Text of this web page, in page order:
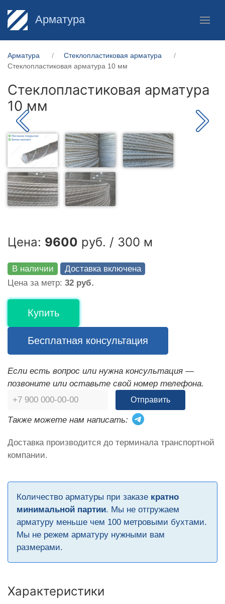
Арматура
Арматура
Стеклопластиковая арматура
Стеклопластиковая арматура 10 мм
Стеклопластиковая арматура
10 мм
Цена: 9600 руб. / 300 м
В наличии
Доставка включена
Цена за метр: 32 руб.
Купить
Бесплатная консультация
Если есть вопрос или нужна консультация —
позвоните или оставьте свой номер телефона.
Отправить
Также можете нам написать:
Доставка производится до терминала транспортной
компании.
Количество арматуры при заказе кратно
минимальной партии. Мы не отгружаем
арматуру меньше чем 100 метровыми бухтами.
Мы не режем арматуру нужными вам
размерами.
Характеристики